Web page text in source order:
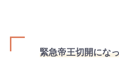
緊急帝王切開にな